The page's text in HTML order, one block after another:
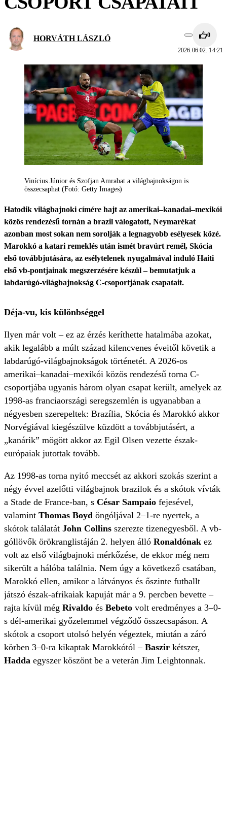
HORVÁTH LÁSZLÓ 0
2026.06.02. 14:21
Vinícius Júnior és Szofjan Amrabat a világbajnokságon is
összecsaphat (Fotó: Getty Images)
Hatodik világbajnoki címére hajt az amerikai–kanadai–mexikói
közös rendezésű tornán a brazil válogatott, Neymarékat
azonban most sokan nem sorolják a legnagyobb esélyesek közé.
Marokkó a katari remeklés után ismét bravúrt remél, Skócia
első továbbjutására, az esélytelenek nyugalmával induló Haiti
első vb-pontjainak megszerzésére készül ‒ bemutatjuk a
labdarúgó-világbajnokság C-csoportjának csapatait.
Déja-vu, kis különbséggel
Ilyen már volt – ez az érzés keríthette hatalmába azokat,
akik legalább a múlt század kilencvenes éveitől követik a
labdarúgó-világbajnokságok történetét. A 2026-os
amerikai–kanadai–mexikói közös rendezésű torna C-
csoportjába ugyanis három olyan csapat került, amelyek az
1998-as franciaországi seregszemlén is ugyanabban a
négyesben szerepeltek: Brazília, Skócia és Marokkó akkor
Norvégiával kiegészülve küzdött a továbbjutásért, a
„kanárik” mögött akkor az Egil Olsen vezette észak-
európaiak jutottak tovább.
Az 1998-as torna nyitó meccsét az akkori szokás szerint a
négy évvel azelőtti világbajnok brazilok és a skótok vívták
a Stade de France-ban, s César Sampaio fejesével,
valamint Thomas Boyd öngóljával 2‒1-re nyertek, a
skótok találatát John Collins szerezte tizenegyesből. A vb-
góllövők örökranglistáján 2. helyen álló Ronaldónak ez
volt az első világbajnoki mérkőzése, de ekkor még nem
sikerült a hálóba találnia. Nem úgy a következő csatában,
Marokkó ellen, amikor a látványos és őszinte futballt
játszó észak-afrikaiak kapuját már a 9. percben bevette ‒
rajta kívül még Rivaldo és Bebeto volt eredményes a 3–0-
s dél-amerikai győzelemmel végződő összecsapáson. A
skótok a csoport utolsó helyén végeztek, miután a záró
körben 3–0-ra kikaptak Marokkótól – Baszir kétszer,
Hadda egyszer köszönt be a veterán Jim Leightonnak.